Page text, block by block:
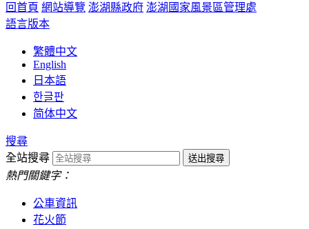
回首頁 網站導覽 澎湖縣政府 澎湖國家風景區管理處
語言版本
繁體中文
English
日本語
한글판
简体中文
搜尋
全站搜尋
熱門關鍵字：
公車資訊
花火節